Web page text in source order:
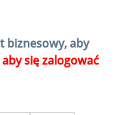
biznesowy, aby
się zalogować